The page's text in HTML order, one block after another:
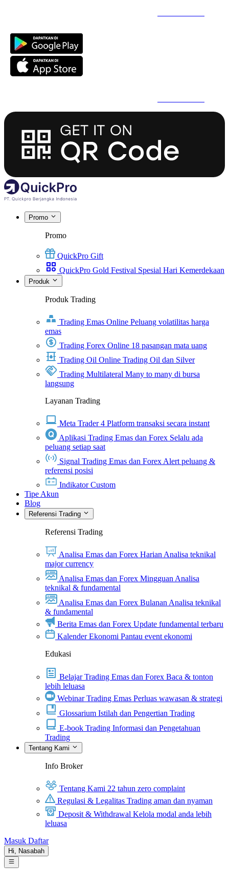
Promo
Promo
QuickPro Gift
QuickPro Gold Festival Spesial Hari Kemerdekaan
Produk
Produk Trading
Trading Emas Online Peluang volatilitas harga
emas
Trading Forex Online 18 pasangan mata uang
Trading Oil Online Trading Oil dan Silver
Trading Multilateral Many to many di bursa
langsung
Layanan Trading
Meta Trader 4 Platform transaksi secara instant
Aplikasi Trading Emas dan Forex Selalu ada
peluang setiap saat
Signal Trading Emas dan Forex Alert peluang &
referensi posisi
Indikator Custom
Tipe Akun
Blog
Referensi Trading
Referensi Trading
Analisa Emas dan Forex Harian Analisa teknikal
major currency
Analisa Emas dan Forex Mingguan Analisa
teknikal & fundamental
Analisa Emas dan Forex Bulanan Analisa teknikal
& fundamental
Berita Emas dan Forex Update fundamental terbaru
Kalender Ekonomi Pantau event ekonomi
Edukasi
Belajar Trading Emas dan Forex Baca & tonton
lebih leluasa
Webinar Trading Emas Perluas wawasan & strategi
Glossarium Istilah dan Pengertian Trading
E-book Trading Informasi dan Pengetahuan
Trading
Tentang Kami
Info Broker
Tentang Kami 22 tahun zero complaint
Regulasi & Legalitas Trading aman dan nyaman
Deposit & Withdrawal Kelola modal anda lebih
leluasa
Masuk Daftar
Hi, Nasabah